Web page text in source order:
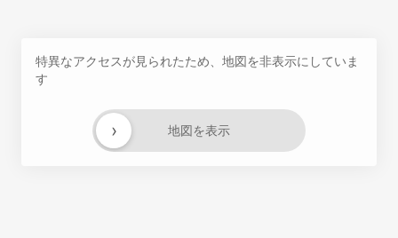
特異なアクセスが見られたため、地図を非表示にしていま
す
地図を表示
›